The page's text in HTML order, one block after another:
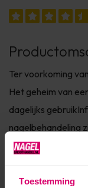
Toestemming
Ter voorkoming
Het geheim van
dagelijks
nagelbehandeling
Cuticle Eraser™
gehydrateerd en
nagelriemen ...